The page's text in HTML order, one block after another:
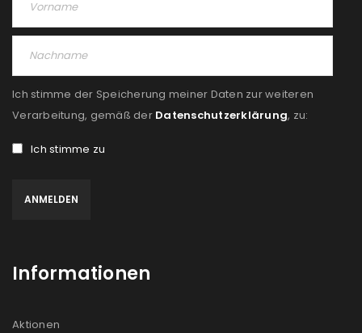
Ich stimme der Speicherung meiner Daten zur weiteren
Verarbeitung, gemäß der Datenschutzerklärung, zu:
Ich stimme zu
Informationen
Aktionen